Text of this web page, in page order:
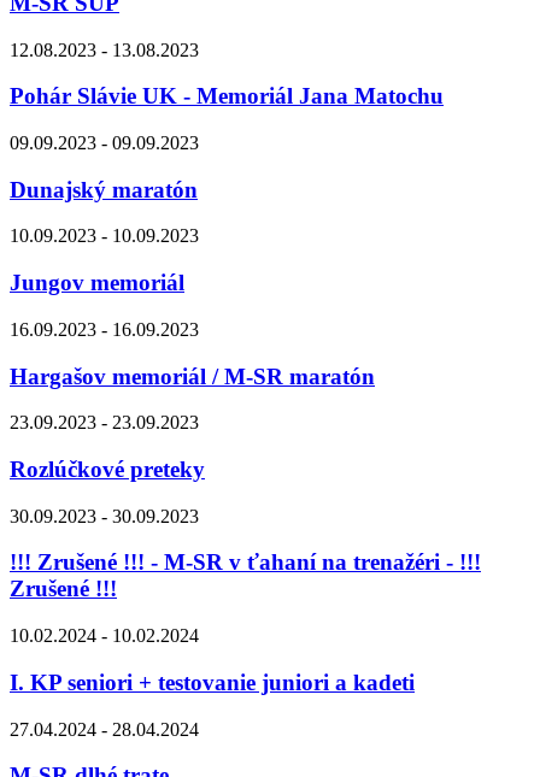
12.08.2023 - 13.08.2023
Pohár Slávie UK - Memoriál Jana Matochu
09.09.2023 - 09.09.2023
Dunajský maratón
10.09.2023 - 10.09.2023
Jungov memoriál
16.09.2023 - 16.09.2023
Hargašov memoriál / M-SR maratón
23.09.2023 - 23.09.2023
Rozlúčkové preteky
30.09.2023 - 30.09.2023
!!! Zrušené !!! - M-SR v ťahaní na trenažéri - !!!
Zrušené !!!
10.02.2024 - 10.02.2024
I. KP seniori + testovanie juniori a kadeti
27.04.2024 - 28.04.2024